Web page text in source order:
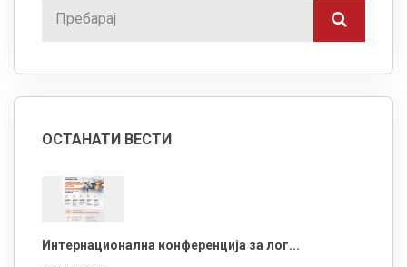
ОСТАНАТИ ВЕСТИ
Интернационална конференција за лог...